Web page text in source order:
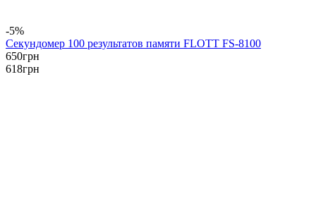
-5%
Секундомер 100 результатов памяти FLOTT FS-8100
650грн
618грн